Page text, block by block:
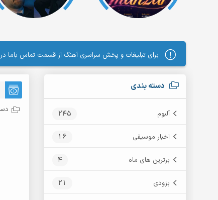
برای تبلیغات و پخش سراسری آهنگ از قسمت تماس باما در
دسته بندی
آلبوم 245
اخبار موسیقی 16
برترین های ماه 4
بزودی 21